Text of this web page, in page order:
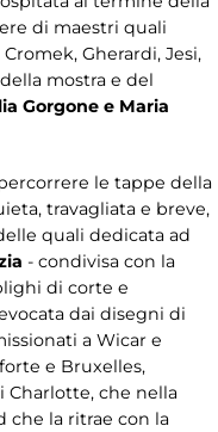
di maestri quali
Gherardi, Jesi,
mostra e del
Gorgone e Maria
le tappe della
travagliata e breve,
quali dedicata ad
- condivisa con la
di corte e
dai disegni di
a Wicar e
e Bruxelles,
Charlotte, che nella
che la ritrae con la